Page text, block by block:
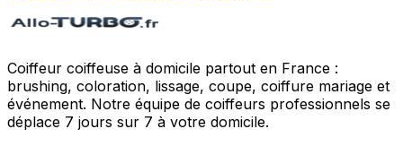
Coiffeur coiffeuse à domicile partout en France :
brushing, coloration, lissage, coupe, coiffure mariage et
événement. Notre équipe de coiffeurs professionnels se
déplace 7 jours sur 7 à votre domicile.